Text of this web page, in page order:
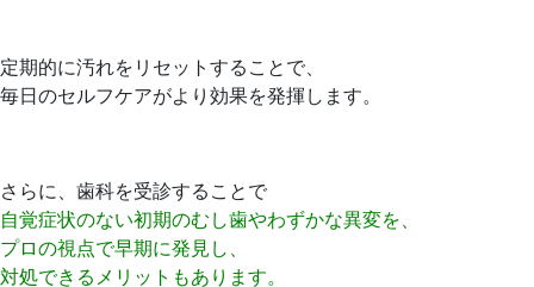
定期的に汚れをリセットすることで、
毎日のセルフケアがより効果を発揮します。
さらに、歯科を受診することで
自覚症状のない初期のむし歯やわずかな異変を、
プロの視点で早期に発見し、
対処できるメリットもあります。